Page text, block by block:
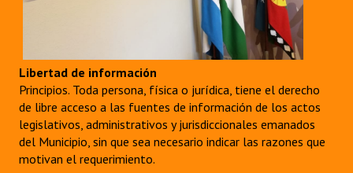
Libertad de información
Principios. Toda persona, física o jurídica, tiene el derecho
de libre acceso a las fuentes de información de los actos
legislativos, administrativos y jurisdiccionales emanados
del Municipio, sin que sea necesario indicar las razones que
motivan el requerimiento.